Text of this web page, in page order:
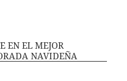
EN EL MEJOR
NAVIDEÑA